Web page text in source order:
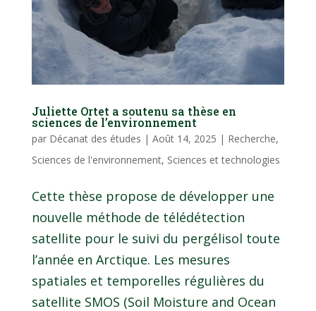
Juliette Ortet a soutenu sa thèse en
sciences de l’environnement
par Décanat des études | Août 14, 2025 | Recherche,
Sciences de l'environnement, Sciences et technologies
Cette thèse propose de développer une
nouvelle méthode de télédétection
satellite pour le suivi du pergélisol toute
l’année en Arctique. Les mesures
spatiales et temporelles régulières du
satellite SMOS (Soil Moisture and Ocean